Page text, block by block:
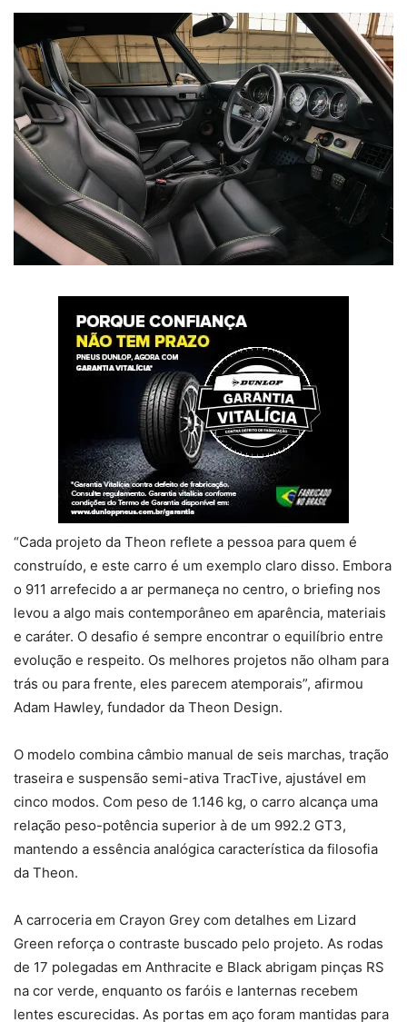
“Cada projeto da Theon reflete a pessoa para quem é
construído, e este carro é um exemplo claro disso. Embora
o 911 arrefecido a ar permaneça no centro, o briefing nos
levou a algo mais contemporâneo em aparência, materiais
e caráter. O desafio é sempre encontrar o equilíbrio entre
evolução e respeito. Os melhores projetos não olham para
trás ou para frente, eles parecem atemporais”, afirmou
Adam Hawley, fundador da Theon Design.
O modelo combina câmbio manual de seis marchas, tração
traseira e suspensão semi-ativa TracTive, ajustável em
cinco modos. Com peso de 1.146 kg, o carro alcança uma
relação peso-potência superior à de um 992.2 GT3,
mantendo a essência analógica característica da filosofia
da Theon.
A carroceria em Crayon Grey com detalhes em Lizard
Green reforça o contraste buscado pelo projeto. As rodas
de 17 polegadas em Anthracite e Black abrigam pinças RS
na cor verde, enquanto os faróis e lanternas recebem
lentes escurecidas. As portas em aço foram mantidas para